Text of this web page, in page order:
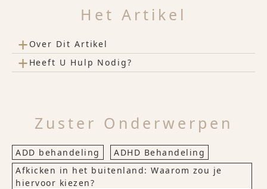
Het Artikel
+ Over Dit Artikel
+ Heeft U Hulp Nodig?
Zuster Onderwerpen
ADD behandeling
ADHD Behandeling
Afkicken in het buitenland: Waarom zou je
hiervoor kiezen?